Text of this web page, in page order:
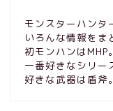
モンスターハンタ
いろんな情報をま
初モンハンはMHP。
一番好きなシリー
好きな武器は盾斧。